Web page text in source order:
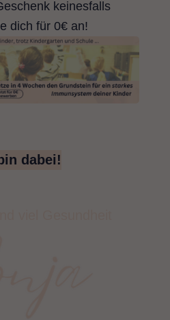
keinesfalls
dich für 0€ an!
dabei!